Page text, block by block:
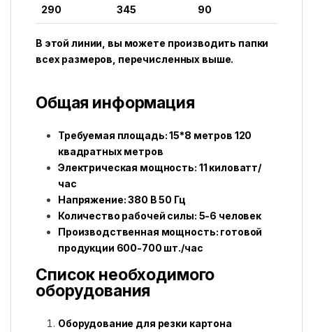
290 345 90
В этой линии, вы можете производить папки
всех размеров, перечисленных выше.
Общая информация
Требуемая площадь: 15*8 метров 120
квадратных метров
Электрическая мощность: 11 киловатт/
час
Напряжение: 380 В 50 Гц
Количество рабочей силы: 5-6 человек
Производственная мощность: готовой
продукции 600-700 шт./час
Список необходимого
оборудования
Оборудование для резки картона